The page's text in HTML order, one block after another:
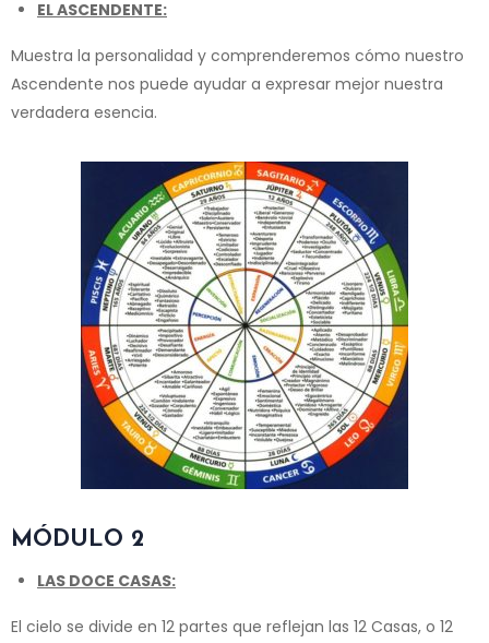
EL ASCENDENTE:
Muestra la personalidad y comprenderemos cómo nuestro
Ascendente nos puede ayudar a expresar mejor nuestra
verdadera esencia.
MÓDULO 2
LAS DOCE CASAS:
El cielo se divide en 12 partes que reflejan las 12 Casas, o 12